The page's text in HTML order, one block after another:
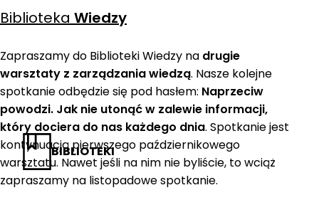
BIBLIOTEKI
Biblioteka Wiedzy
Zapraszamy do Biblioteki Wiedzy na drugie
warsztaty z zarządzania wiedzą. Nasze kolejne
spotkanie odbędzie się pod hasłem: Naprzeciw
powodzi. Jak nie utonąć w zalewie informacji,
który dociera do nas każdego dnia. Spotkanie jest
kontynuacją pierwszego październikowego
warsztatu. Nawet jeśli na nim nie byliście, to wciąż
zapraszamy na listopadowe spotkanie.